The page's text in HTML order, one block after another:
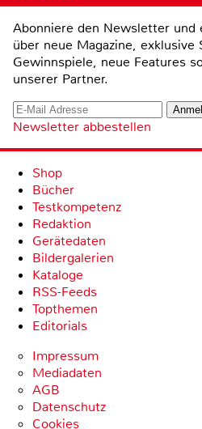
Abonniere den Newsletter und
über neue Magazine, exklusive
Gewinnspiele, neue Features
unserer Partner.
Newsletter abbestellen
Shop
Bücher
Testkompetenz
Redaktion
Gerätedaten
Bildergalerien
Kataloge
RSS-Feeds
Topthemen
Editorials
Impressum
Mediadaten
AGB
Datenschutz
Cookies